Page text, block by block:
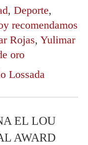
, Deporte,
recomendamos
Rojas, Yulimar
oro
Lossada
EL LOU
AWARD